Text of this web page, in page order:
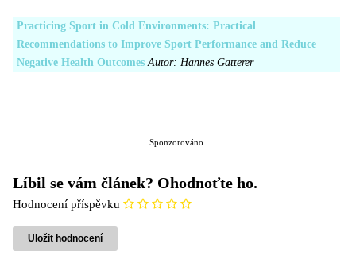
Practicing Sport in Cold Environments: Practical
Recommendations to Improve Sport Performance and Reduce
Negative Health Outcomes Autor: Hannes Gatterer
Sponzorováno
Líbil se vám článek? Ohodnoťte ho.
Hodnocení příspěvku